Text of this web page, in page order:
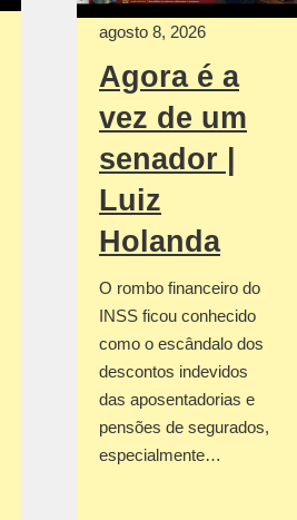
agosto 8, 2026
Agora é a
vez de um
senador |
Luiz
Holanda
O rombo financeiro do
INSS ficou conhecido
como o escândalo dos
descontos indevidos
das aposentadorias e
pensões de segurados,
especialmente…